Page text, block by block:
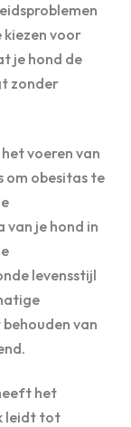
voor
je hond de
zonder
voeren van
om obesitas te
je hond in
levensstijl
van
het
leidt tot